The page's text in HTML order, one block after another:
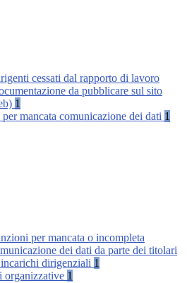
cessati dal rapporto di lavoro
da pubblicare sul sito
1
mancata comunicazione dei dati 1
per mancata o incompleta
dei dati da parte dei titolari
dirigenziali 1
organizzative 1